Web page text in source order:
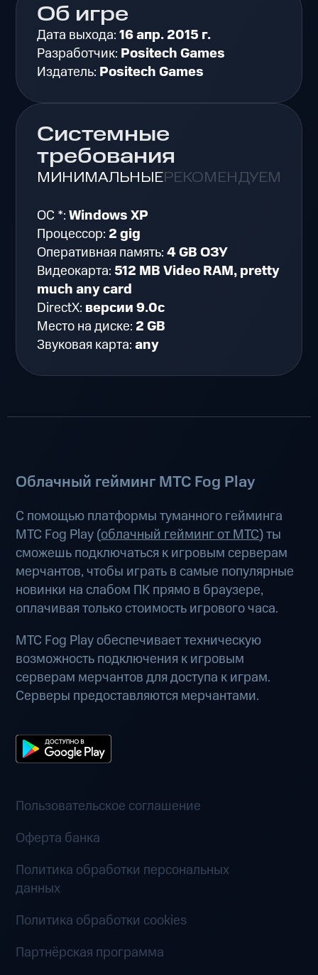
Об игре
Дата выхода:16 апр. 2015 г.
Разработчик: Positech Games
Издатель: Positech Games
Системные
требования
МИНИМАЛЬНЫЕРЕКОМЕНДУЕМЫЕ
ОС *:Windows XP
Процессор: 2 gig
Оперативная память:4 GB ОЗУ
Видеокарта:512 MB Video RAM, pretty
much any card
DirectX: версии 9.0c
Место на диске: 2 GB
Звуковая карта:any
Облачный гейминг МТС Fog Play
С помощью платформы туманного гейминга
МТС Fog Play (облачный гейминг от МТС) ты
сможешь подключаться к игровым серверам
мерчантов, чтобы играть в самые популярные
новинки на слабом ПК прямо в браузере,
оплачивая только стоимость игрового часа.
МТС Fog Play обеспечивает техническую
возможность подключения к игровым
серверам мерчантов для доступа к играм.
Серверы предоставляются мерчантами.
Пользовательское соглашение
Оферта банка
Политика обработки персональных
данных
Политика обработки cookies
Партнёрская программа